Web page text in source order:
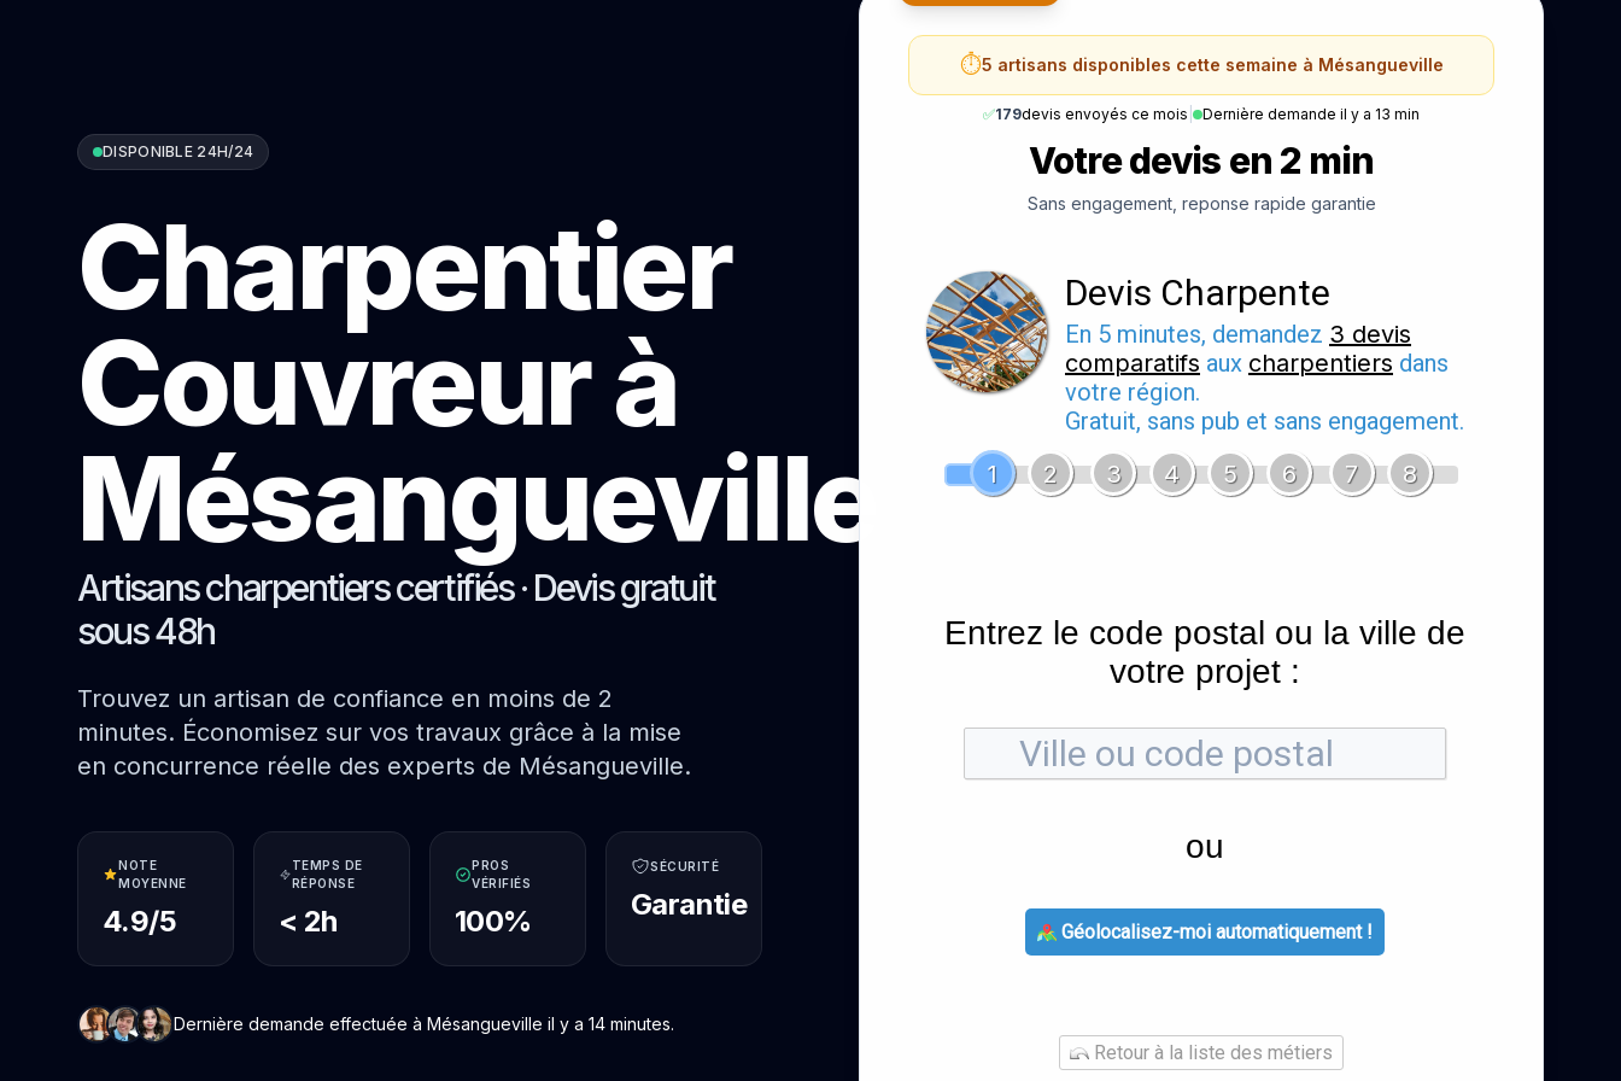
DISPONIBLE 24H/24
Charpentier
Couvreur à
Mésangueville
Artisans charpentiers certifiés · Devis gratuit
sous 48h
Trouvez un artisan de confiance en moins de 2
minutes. Économisez sur vos travaux grâce à la mise
en concurrence réelle des experts de Mésangueville.
NOTE
MOYENNE
4.9/5
TEMPS DE
RÉPONSE
< 2h
PROS
VÉRIFIÉS
100%
SÉCURITÉ
Garantie
Dernière demande effectuée à Mésangueville il y a 14 minutes.
⏱️5 artisans disponibles cette semaine à Mésangueville
✅179devis envoyés ce mois Dernière demande il y a 13 min
Votre devis en 2 min
Sans engagement, reponse rapide garantie
Devis Charpente
En 5 minutes, demandez 3 devis
comparatifs aux charpentiers dans
votre région.
Gratuit, sans pub et sans engagement.
1
2 3 4 5 6 7 8
Entrez le code postal ou la ville de
votre projet :
ou
Géolocalisez-moi automatiquement !
Retour à la liste des métiers